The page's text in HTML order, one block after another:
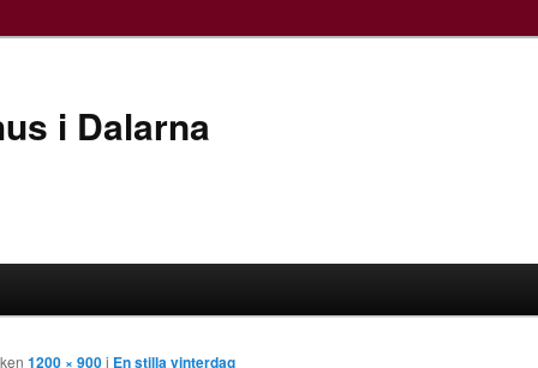
i Dalarna
1200 × 900i En stilla vinterdag